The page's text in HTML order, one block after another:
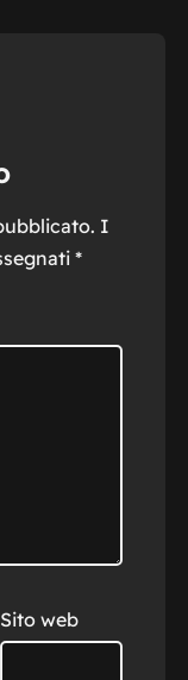
I
*
Sito web